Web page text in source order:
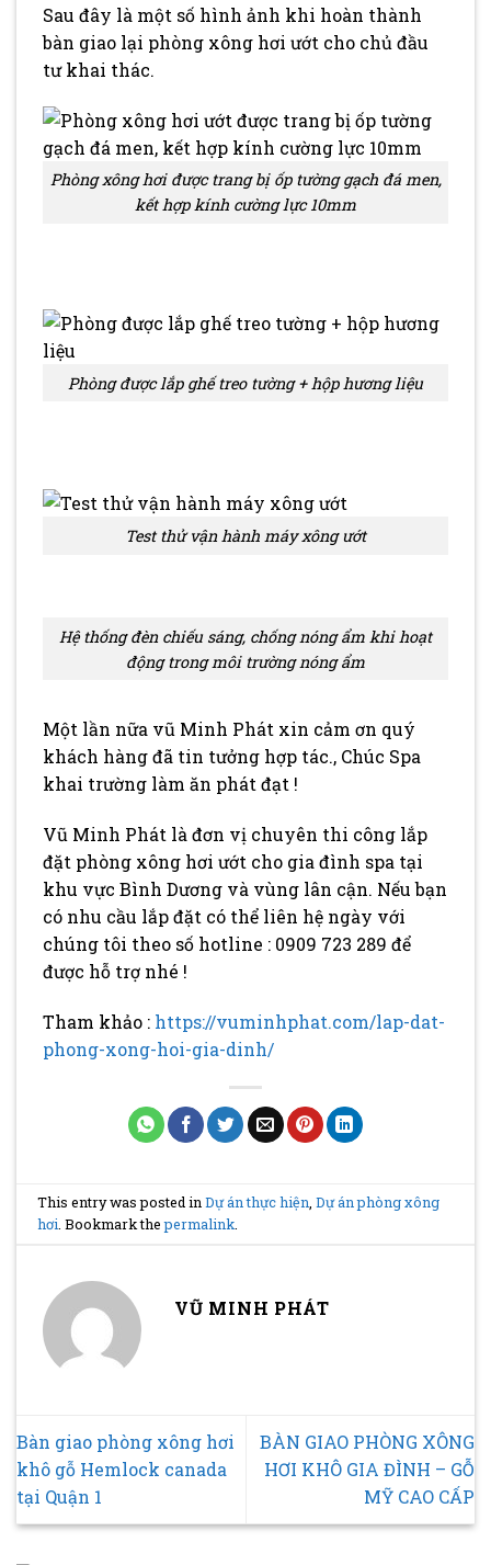
Sau đây là một số hình ảnh khi hoàn thành
bàn giao lại phòng xông hơi ướt cho chủ đầu
tư khai thác.
Phòng xông hơi được trang bị ốp tường gạch đá men,
kết hợp kính cường lực 10mm
Phòng được lắp ghế treo tường + hộp hương liệu
Test thử vận hành máy xông ướt
Hệ thống đèn chiếu sáng, chống nóng ẩm khi hoạt
động trong môi trường nóng ẩm
Một lần nữa vũ Minh Phát xin cảm ơn quý
khách hàng đã tin tưởng hợp tác., Chúc Spa
khai trường làm ăn phát đạt !
Vũ Minh Phát là đơn vị chuyên thi công lắp
đặt phòng xông hơi ướt cho gia đình spa tại
khu vực Bình Dương và vùng lân cận. Nếu bạn
có nhu cầu lắp đặt có thể liên hệ ngày với
chúng tôi theo số hotline : 0909 723 289 để
được hỗ trợ nhé !
Tham khảo : https://vuminhphat.com/lap-dat-
phong-xong-hoi-gia-dinh/
This entry was posted inDự án thực hiện,Dự án phòng xông
hơi. Bookmark thepermalink.
VŨ MINH PHÁT
Bàn giao phòng xông hơi
khô gỗ Hemlock canada
tại Quận 1
BÀN GIAO PHÒNG XÔNG
HƠI KHÔ GIA ĐÌNH – GỖ
MỸ CAO CẤP